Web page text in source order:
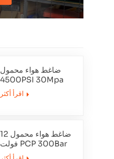
ضاغط هواء محمول
4500PSI 30Mpa
12V
ضاغط هواء محمول 12
فولت PCP 300Bar
TXET062-1